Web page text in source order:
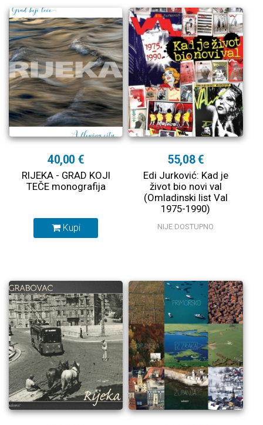
40,00 €
RIJEKA - GRAD KOJI
TEČE monografija
Kupi
55,08 €
Edi Jurković: Kad je
život bio novi val
(Omladinski list Val
1975-1990)
NIJE DOSTUPNO